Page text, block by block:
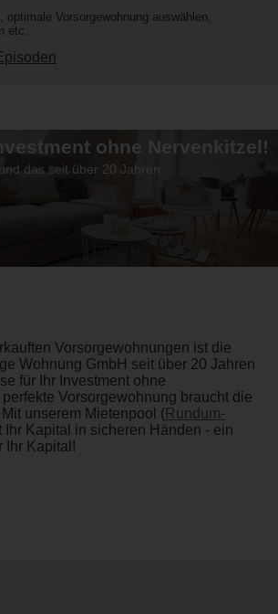
optimale Vorsorgewohnung auswählen,
etc.
ohne Nervenkitzel!
das seit über 20 Jahren.
Vorsorgewohnungen ist die
Wohnung GmbH seit über 20 Jahren
für Ihr Investment ohne
Vorsorgewohnung braucht die
unserem Mietenpool (Rundum-
Ihr Kapital in sicheren Händen - ein
Ihr Kapital!